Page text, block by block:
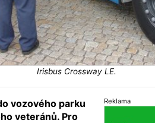
Irisbus Crossway LE.
Reklama
vozového parku
veteránů. Pro